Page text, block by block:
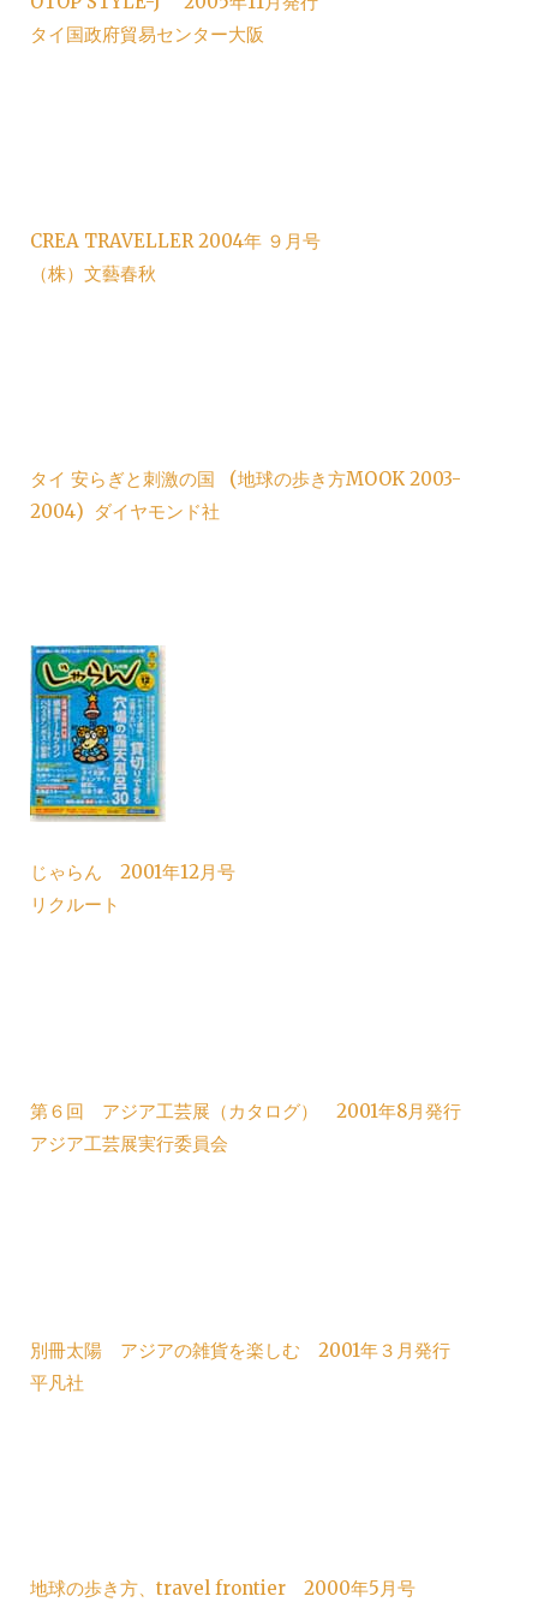
タイ国政府貿易センター大阪
CREA TRAVELLER 2004年 ９月号
（株）文藝春秋
タイ 安らぎと刺激の国 (地球の歩き方MOOK 2003-
2004) ダイヤモンド社
じゃらん 2001年12月号
リクルート
第６回 アジア工芸展（カタログ） 2001年8月発行
アジア工芸展実行委員会
別冊太陽 アジアの雑貨を楽しむ 2001年３月発行
平凡社
地球の歩き方、travel frontier 2000年5月号